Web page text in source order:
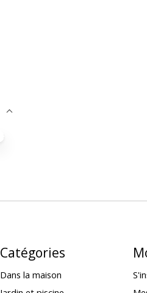
Catégories
Dans la maison